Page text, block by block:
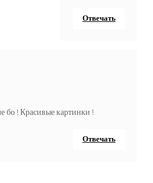
Отвечать
бо ! Красивые картинки !
Отвечать